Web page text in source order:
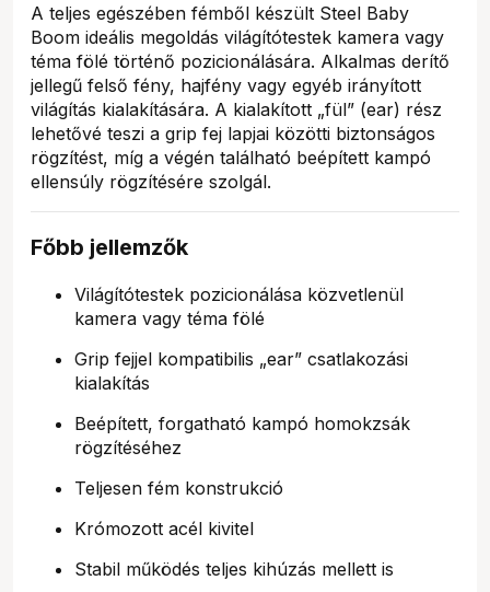
A teljes egészében fémből készült Steel Baby
Boom ideális megoldás világítótestek kamera vagy
téma fölé történő pozicionálására. Alkalmas derítő
jellegű felső fény, hajfény vagy egyéb irányított
világítás kialakítására. A kialakított „fül” (ear) rész
lehetővé teszi a grip fej lapjai közötti biztonságos
rögzítést, míg a végén található beépített kampó
ellensúly rögzítésére szolgál.
Főbb jellemzők
Világítótestek pozicionálása közvetlenül
kamera vagy téma fölé
Grip fejjel kompatibilis „ear” csatlakozási
kialakítás
Beépített, forgatható kampó homokzsák
rögzítéséhez
Teljesen fém konstrukció
Krómozott acél kivitel
Stabil működés teljes kihúzás mellett is